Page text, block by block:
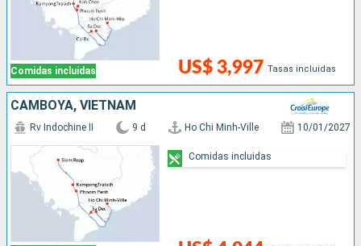
Comidas incluidas US$ 3,997 Tasas incluidas
CAMBOYA, VIETNAM
Rv Indochine II 9 d Ho Chi Minh-Ville 10/01/2027
Comidas incluidas